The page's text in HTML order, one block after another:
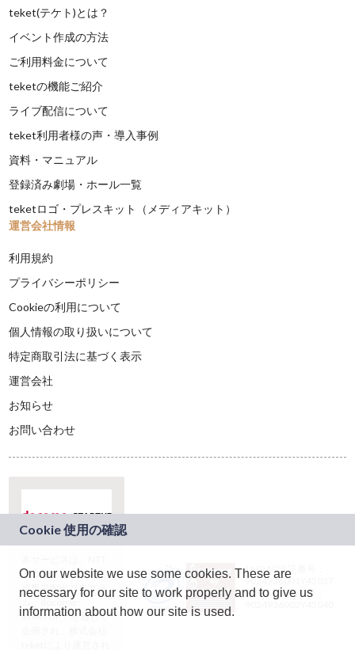
teket(テケト)とは？
イベント作成の方法
ご利用料金について
teketの機能ご紹介
ライブ配信について
teket利用者様の声・導入事例
資料・マニュアル
登録済み劇場・ホール一覧
teketロゴ・プレスキット（メディアキット）
運営会社情報
利用規約
プライバシーポリシー
Cookieの利用について
個人情報の取り扱いについて
特定商取引法に基づく表示
運営会社
お知らせ
お問い合わせ
ドコモグループの新
規事業創出プログラ
ム「docomo
STARTUP」を通じて
JASRAC許諾番号：
9024936001Y45037
JASRAC許諾番号：
On our website we use some cookies. These are
necessary for our site to work properly and to give us
information about how our site is used.